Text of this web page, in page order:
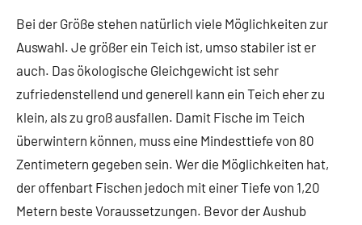
Bei der Größe stehen natürlich viele Möglichkeiten zur
Auswahl. Je größer ein Teich ist, umso stabiler ist er
auch. Das ökologische Gleichgewicht ist sehr
zufriedenstellend und generell kann ein Teich eher zu
klein, als zu groß ausfallen. Damit Fische im Teich
überwintern können, muss eine Mindesttiefe von 80
Zentimetern gegeben sein. Wer die Möglichkeiten hat,
der offenbart Fischen jedoch mit einer Tiefe von 1,20
Metern beste Voraussetzungen. Bevor der Aushub